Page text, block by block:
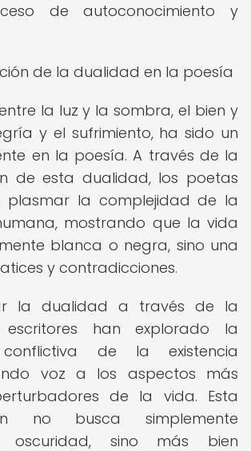
de autoconocimiento y
de la dualidad en la poesía
la luz y la sombra, el bien y
y el sufrimiento, ha sido un
en la poesía. A través de la
de esta dualidad, los poetas
plasmar la complejidad de la
mostrando que la vida
blanca o negra, sino una
y contradicciones.
la dualidad a través de la
han explorado la
de la existencia
voz a los aspectos más
de la vida. Esta
no busca simplemente
oscuridad, sino más bien